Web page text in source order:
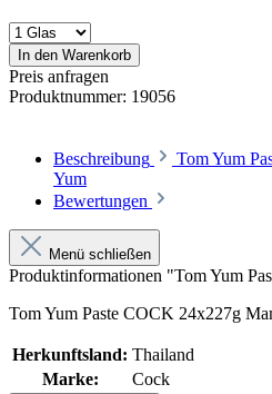
In den Warenkorb
Preis anfragen
Produktnummer: 19056
Beschreibung
Tom Yum
Yum
Bewertungen
Menü schließen
Produktinformationen "Tom Yum
Tom Yum Paste COCK 24x227g
Herkunftsland: Thailand
Marke:
Cock